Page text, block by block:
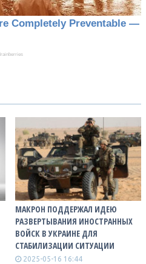
МАКРОН ПОДДЕРЖАЛ ИДЕЮ
РАЗВЕРТЫВАНИЯ ИНОСТРАННЫХ
ВОЙСК В УКРАИНЕ ДЛЯ
СТАБИЛИЗАЦИИ СИТУАЦИИ
2025-05-16 16:44